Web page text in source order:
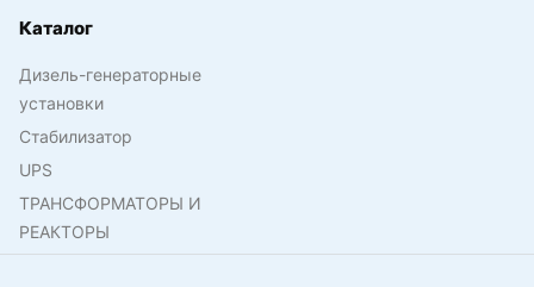
Каталог
Дизель-генераторные
установки
Стабилизатор
UPS
ТРАНСФОРМАТОРЫ И
РЕАКТОРЫ